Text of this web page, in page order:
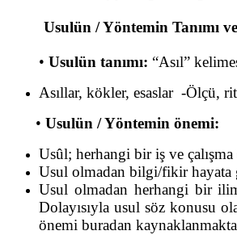
Usulün / Yöntemin Tanımı
• Usulün tanımı: “Asıl”
Asıllar, kökler, esaslar -Ölçü,
• Usulün / Yöntemin önemi:
Usûl; herhangi bir iş ve
Usul olmadan bilgi/fikir hayata
Usul olmadan herhangi bir
Dolayısıyla usul söz konusu
önemi buradan